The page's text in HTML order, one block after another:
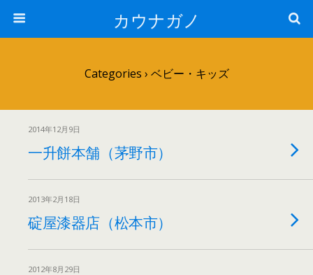
カウナガノ
Categories › ベビー・キッズ
2014年12月9日
一升餅本舗（茅野市）
2013年2月18日
碇屋漆器店（松本市）
2012年8月29日